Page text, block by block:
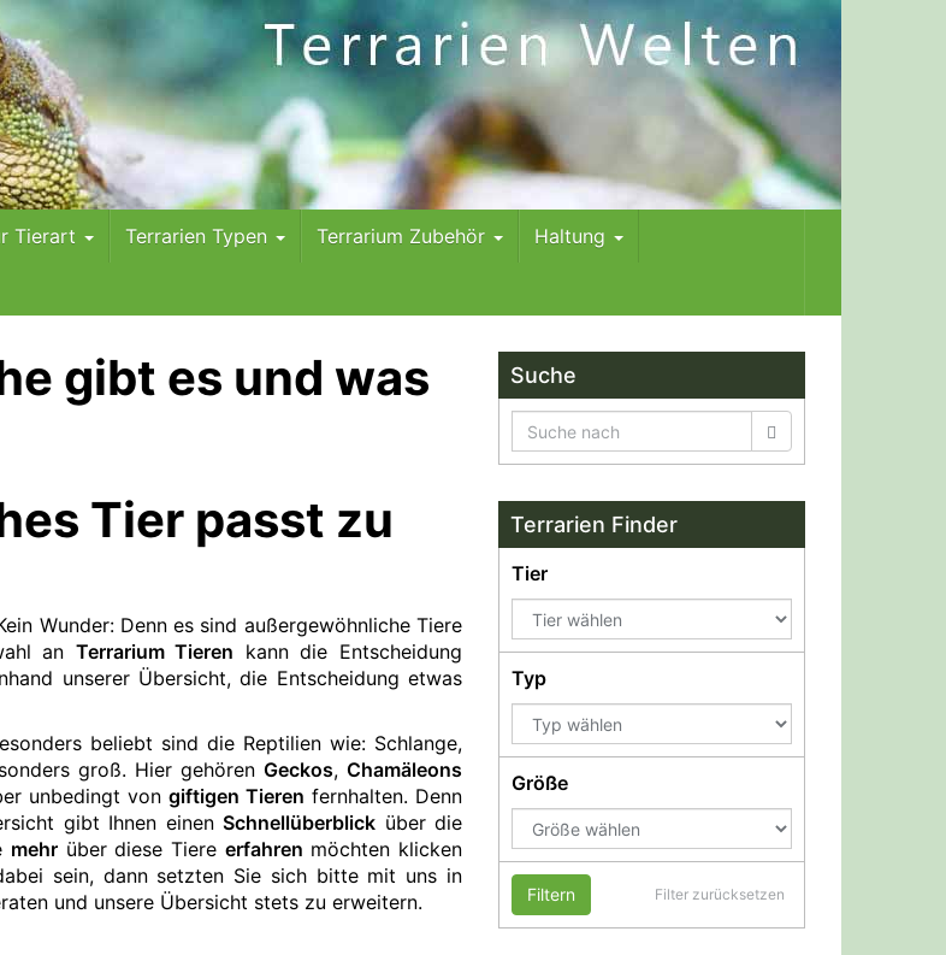
Tierart Terrarien Typen Terrarium Zubehör Haltung
gibt es und was
Tier passt zu
Wunder: Denn es sind außergewöhnliche Tiere
an Terrarium Tieren kann die Entscheidung
unserer Übersicht, die Entscheidung etwas
beliebt sind die Reptilien wie: Schlange,
groß. Hier gehören Geckos,Chamäleons
unbedingt vongiftigen Tieren fernhalten. Denn
gibt Ihnen einen Schnellüberblick über die
mehrüber diese Tiere erfahren möchten klicken
sein, dann setzten Sie sich bitte mit uns in
und unsere Übersicht stets zu erweitern.
Suche
Terrarien Finder
Tier
Typ
Größe
Filter zurücksetzen
Filtern